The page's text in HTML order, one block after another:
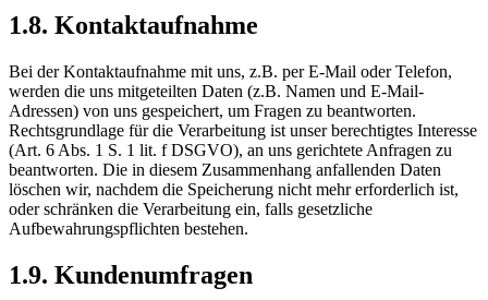
1.8. Kontaktaufnahme
Bei der Kontaktaufnahme mit uns, z.B. per E-Mail oder Telefon,
werden die uns mitgeteilten Daten (z.B. Namen und E-Mail-
Adressen) von uns gespeichert, um Fragen zu beantworten.
Rechtsgrundlage für die Verarbeitung ist unser berechtigtes Interesse
(Art. 6 Abs. 1 S. 1 lit. f DSGVO), an uns gerichtete Anfragen zu
beantworten. Die in diesem Zusammenhang anfallenden Daten
löschen wir, nachdem die Speicherung nicht mehr erforderlich ist,
oder schränken die Verarbeitung ein, falls gesetzliche
Aufbewahrungspflichten bestehen.
1.9. Kundenumfragen